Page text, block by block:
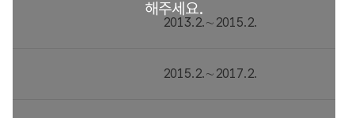
2013.2.∼2015.2.
2015.2.∼2017.2.